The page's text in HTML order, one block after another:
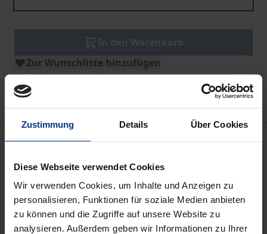
Zustimmung Details Über Cookies
Diese Webseite verwendet Cookies
Wir verwenden Cookies, um Inhalte und Anzeigen zu
personalisieren, Funktionen für soziale Medien anbieten
zu können und die Zugriffe auf unsere Website zu
analysieren. Außerdem geben wir Informationen zu Ihrer
Zur Wunschliste hinzufügen
Hinweise zu Versandkosten
Beschreibung
Der Prozess der Internationalisierung und
Europäisierung hat zur Herausbildung von
Regulierungsformen geführt, die über
Staatsgrenzen, Regierungsebenen und die